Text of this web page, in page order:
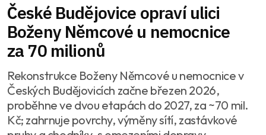
České Budějovice opraví ulici
Boženy Němcové u nemocnice
za 70 milionů
Rekonstrukce Boženy Němcové u nemocnice v
Českých Budějovicích začne březen 2026,
proběhne ve dvou etapách do 2027, za ~70 mil.
Kč; zahrnuje povrchy, výměny sítí, zastávkové